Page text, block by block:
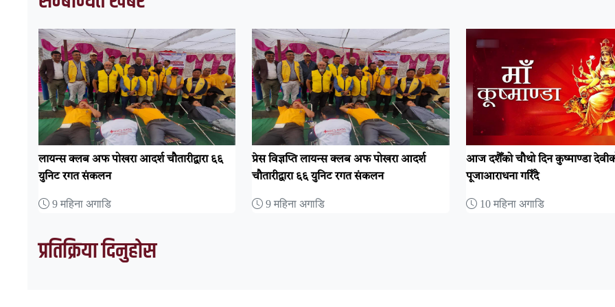
लायन्स क्लब अफ पोखरा आदर्श चौतारीद्वारा ६६
युनिट रगत संकलन
9 महिना अगाडि
प्रेस विज्ञप्ति लायन्स क्लब अफ पोखरा आदर्श
चौतारीद्वारा ६६ युनिट रगत संकलन
9 महिना अगाडि
आज दशैँको चौथो दिन कुष्माण्डा
पूजाआराधना गरिँदै
10 महिना अगाडि
प्रतिक्रिया दिनुहोस